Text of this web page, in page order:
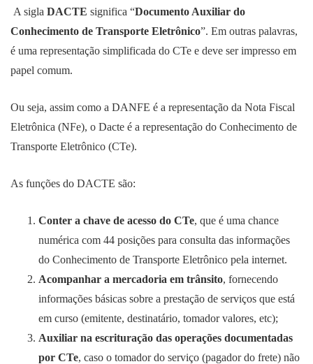
A sigla DACTE significa “Documento Auxiliar do
Conhecimento de Transporte Eletrônico”. Em outras palavras,
é uma representação simplificada do CTe e deve ser impresso em
papel comum.
Ou seja, assim como a DANFE é a representação da Nota Fiscal
Eletrônica (NFe), o Dacte é a representação do Conhecimento de
Transporte Eletrônico (CTe).
As funções do DACTE são:
Conter a chave de acesso do CTe, que é uma chance
numérica com 44 posições para consulta das informações
do Conhecimento de Transporte Eletrônico pela internet.
Acompanhar a mercadoria em trânsito, fornecendo
informações básicas sobre a prestação de serviços que está
em curso (emitente, destinatário, tomador valores, etc);
Auxiliar na escrituração das operações documentadas
por CTe, caso o tomador do serviço (pagador do frete) não